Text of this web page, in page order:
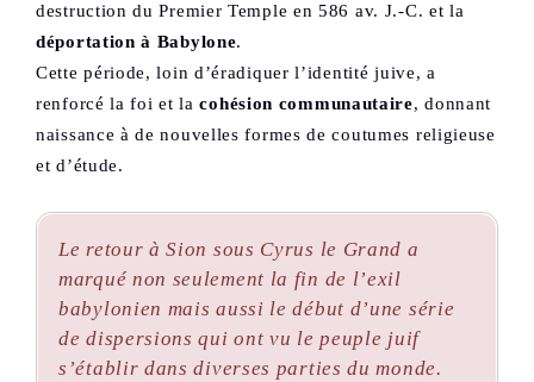
destruction du Premier Temple en 586 av. J.-C. et la
déportation à Babylone.
Cette période, loin d’éradiquer l’identité juive, a
renforcé la foi et lacohésion communautaire, donnant
naissance à de nouvelles formes de coutumes religieuse
et d’étude.
Le retour à Sion sous Cyrus le Grand a
marqué non seulement la fin de l’exil
babylonien mais aussi le début d’une série
de dispersions qui ont vu le peuple juif
s’établir dans diverses parties du monde.